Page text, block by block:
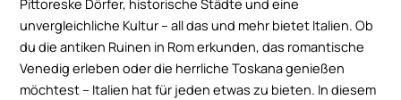
unvergleichliche Kultur – all das und mehr bietet Italien. Ob
du die antiken Ruinen in Rom erkunden, das romantische
Venedig erleben oder die herrliche Toskana genießen
möchtest – Italien hat für jeden etwas zu bieten. In diesem